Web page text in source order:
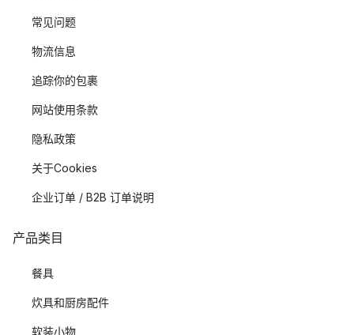
常见问题
物流信息
追踪你的包裹
网站使用条款
隐私政策
关于Cookies
企业订单 / B2B 订单说明
产品类目
餐具
炊具和厨房配件
软装小物